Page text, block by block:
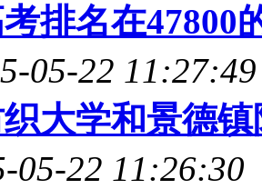
排名在47800
05-22 11:27:49
大学和景德
05-22 11:26:30